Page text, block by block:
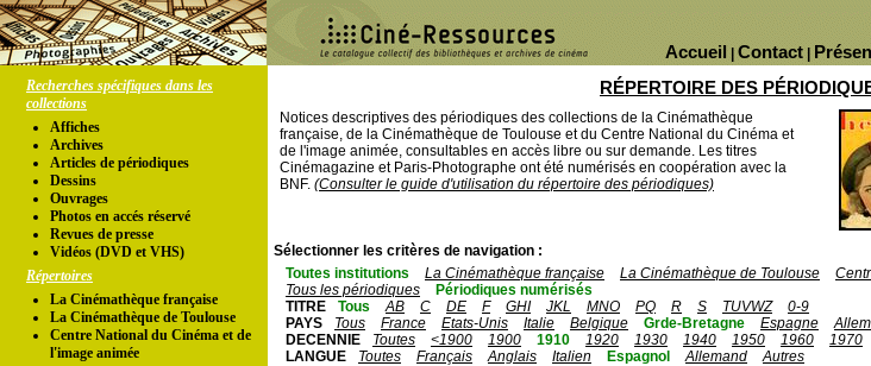
Contact
Accueil
Recherches spécifiques dans les
collections
Affiches
Archives
Articles de périodiques
Dessins
Ouvrages
Photos en accés réservé
Revues de presse
Vidéos (DVD et VHS)
Répertoires
La Cinémathèque française
La Cinémathèque de Toulouse
Centre National du Cinéma et de
l'image animée
RÉPERTOIRE DES
Notices descriptives des périodiques des collections de la Cinémathèque
française, de la Cinémathèque de Toulouse et du Centre National du Cinéma et
de l'image animée, consultables en accès libre ou sur demande. Les titres
Cinémagazine et Paris-Photographe ont été numérisés en coopération avec la
BNF. (Consulter le guide d'utilisation du répertoire des périodiques)
Sélectionner les critères de navigation :
Toutes institutions
La Cinémathèque française La Cinémathèque de Toulouse
Tous les périodiques
Périodiques numérisés
TITRE
Tous AB C DE F GHI JKL MNO PQ R S TUVWZ
0-9
PAYS
Tous France Etats-Unis Italie Belgique Grde-Bretagne Espagne
DECENNIE
Toutes <1900 1900 1910 1920 1930 1940 1950 1960 1970
LANGUE
Toutes Français Anglais Italien Espagnol Allemand
Autres